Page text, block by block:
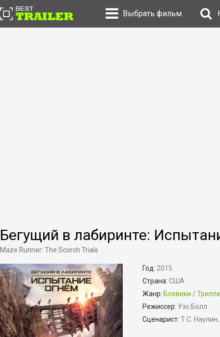
Выбрать фильм
Бегущий в лабиринте:
Maze Runner: The Scorch Trials
Год: 2015
Страна: США
Жанр: Боевики /
Режиссер: Уэс Болл
Сценарист: Т.С.